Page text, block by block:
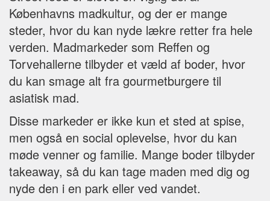
Københavns madkultur, og der er mange
steder, hvor du kan nyde lækre retter fra hele
verden. Madmarkeder som Reffen og
Torvehallerne tilbyder et væld af boder, hvor
du kan smage alt fra gourmetburgere til
asiatisk mad.
Disse markeder er ikke kun et sted at spise,
men også en social oplevelse, hvor du kan
møde venner og familie. Mange boder tilbyder
takeaway, så du kan tage maden med dig og
nyde den i en park eller ved vandet.